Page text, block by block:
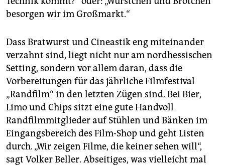
besorgen wir im Großmarkt.“
Dass Bratwurst und Cineastik eng miteinander
verzahnt sind, liegt nicht nur am nordhessischen
Setting, sondern vor allem daran, dass die
Vorbereitungen für das jährliche Filmfestival
„Randfilm“ in den letzten Zügen sind. Bei Bier,
Limo und Chips sitzt eine gute Handvoll
Randfilmmitglieder auf Stühlen und Bänken im
Eingangsbereich des Film-Shop und geht Listen
durch. „Wir zeigen Filme, die keiner sehen will“,
sagt Volker Beller. Abseitiges, was vielleicht mal